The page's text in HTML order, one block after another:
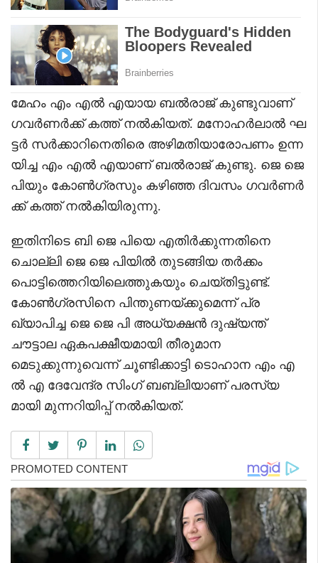
മേഹം എം എൽ എയായ ബൽരാജ് കുണ്ടുവാണ് ​
ഗവർണർക്ക് കത്ത് നൽകിയത്. മനോഹർലാൽ ഘ
ട്ടർ സർക്കാറിനെതിരെ അഴിമതിയാരോപണം ഉന്ന
യിച്ച എം എൽ എയാണ് ബൽരാജ് കുണ്ടു. ജെ ജെ
പിയും കോൺ​ഗ്രസും കഴിഞ്ഞ ദിവസം ​ഗവർണർ
ക്ക് കത്ത് നൽകിയിരുന്നു.
ഇതിനിടെ ബി ജെ പിയെ എതിർക്കുന്നതിനെ
ചൊല്ലി ജെ ജെ പിയിൽ തുടങ്ങിയ തർക്കം
പൊട്ടിത്തെറിയിലെത്തുകയും ചെയ്തിട്ടുണ്ട്.
കോൺ​ഗ്രസിനെ പിന്തുണയ്ക്കുമെന്ന് പ്ര
ഖ്യാപിച്ച ജെ ജെ പി അധ്യക്ഷൻ ദുഷ്യന്ത്
ചൗട്ടാല ഏകപക്ഷീയമായി തീരുമാന
മെടുക്കുന്നുവെന്ന് ചൂണ്ടിക്കാട്ടി ടൊഹാന എം എ
ൽ എ ദേവേന്ദ്ര സിം​ഗ് ബബ്ലിയാണ് പരസ്യ
മായി മുന്നറിയിപ്പ് നൽകിയത്.